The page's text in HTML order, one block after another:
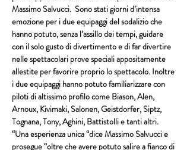
Massimo Salvucci.  Sono stati giorni d’intensa
emozione per i due equipaggi del sodalizio che
hanno potuto, senza l’assillo dei tempi, guidare
con il solo gusto di divertimento e di far divertire
nelle spettacolari prove speciali appositamente
allestite per favorire proprio lo spettacolo. Inoltre
i due equipaggi hanno potuto familiarizzare con
piloti di altissimo profilo come Biason, Alen,
Arnoux, Kivimaki, Salonen, Geistdorfer, Siptz,
Tognana, Tony, Aghini, Battistolli e tanti altri.
“Una esperienza unica “dice Massimo Salvucci e
prosegue “oltre che avere potuto salire a fianco di